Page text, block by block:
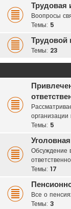
Трудовая
Воопросы
Темы: 5
Трудовой
Темы: 23
Темы: 5
Обсуждение
Темы: 17
Все о
Темы: 3